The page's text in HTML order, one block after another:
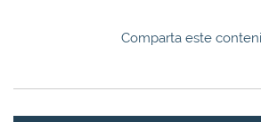
Comparta este